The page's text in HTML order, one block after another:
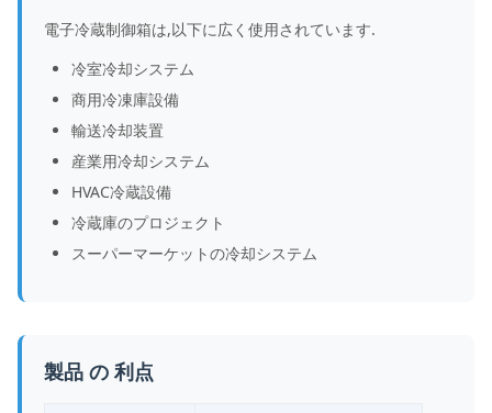
電子冷蔵制御箱は,以下に広く使用されています.
冷室冷却システム
商用冷凍庫設備
輸送冷却装置
産業用冷却システム
HVAC冷蔵設備
冷蔵庫のプロジェクト
スーパーマーケットの冷却システム
製品 の 利点